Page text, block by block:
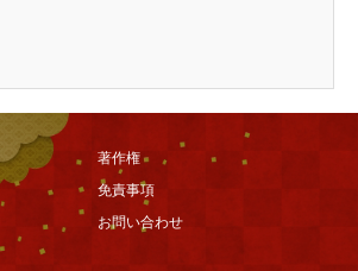
著作権
免責事項
お問い合わせ